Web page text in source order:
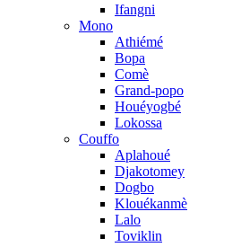
Ifangni
Mono
Athiémé
Bopa
Comè
Grand-popo
Houéyogbé
Lokossa
Couffo
Aplahoué
Djakotomey
Dogbo
Klouékanmè
Lalo
Toviklin